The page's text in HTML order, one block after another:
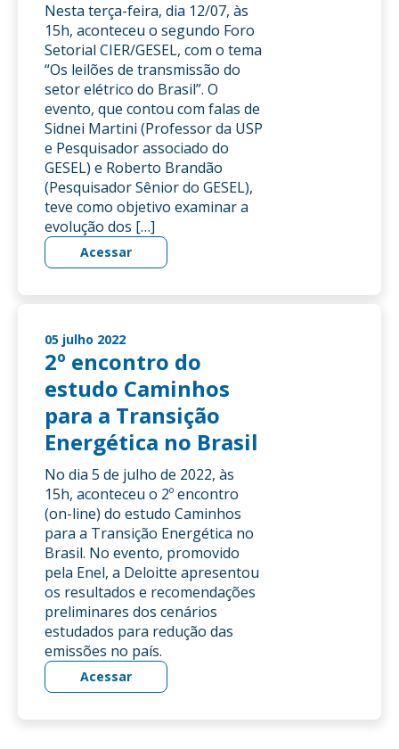
Nesta terça-feira, dia 12/07, às
15h, aconteceu o segundo Foro
Setorial CIER/GESEL, com o tema
“Os leilões de transmissão do
setor elétrico do Brasil”. O
evento, que contou com falas de
Sidnei Martini (Professor da USP
e Pesquisador associado do
GESEL) e Roberto Brandão
(Pesquisador Sênior do GESEL),
teve como objetivo examinar a
evolução dos […]
Acessar
05 julho 2022
2º encontro do
estudo Caminhos
para a Transição
Energética no Brasil
No dia 5 de julho de 2022, às
15h, aconteceu o 2º encontro
(on-line) do estudo Caminhos
para a Transição Energética no
Brasil. No evento, promovido
pela Enel, a Deloitte apresentou
os resultados e recomendações
preliminares dos cenários
estudados para redução das
emissões no país.
Acessar